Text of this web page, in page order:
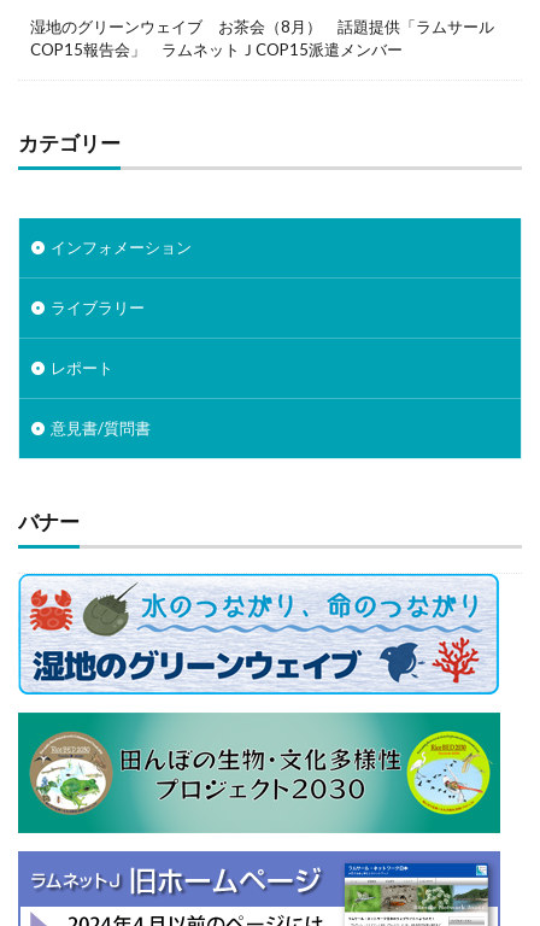
湿地のグリーンウェイブ お茶会（8月） 話題提供「ラムサール
COP15報告会」 ラムネットＪCOP15派遣メンバー
カテゴリー
インフォメーション
ライブラリー
レポート
意見書/質問書
バナー